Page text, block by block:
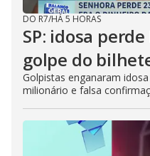
DO R7/HÁ 5 HORAS
SP: idosa
golpe do
Golpistas enganaram
milionário e falsa